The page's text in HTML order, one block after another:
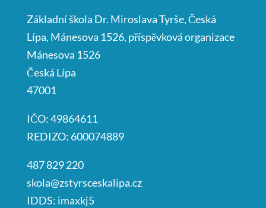
Základní škola Dr. Miroslava Tyrše, Česká
Lípa, Mánesova 1526, příspěvková organizace
Mánesova 1526
Česká Lípa
47001
IČO: 49864611
REDIZO: 600074889
487 829 220
skola@zstyrsceskalipa.cz
IDDS: imaxkj5